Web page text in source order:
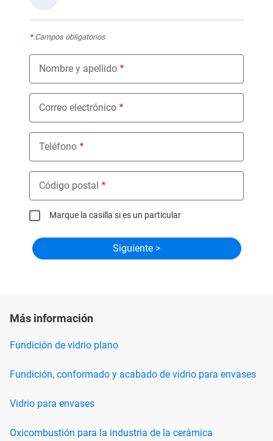
*Campos obligatorios
Nombre y apellido
Correo electrónico
Teléfono
Código postal
Marque la casilla si es un particular
Más información
Fundición de vidrio plano
Fundición, conformado y acabado de vidrio para envases
Vidrio para envases
Oxicombustión para la industria de la cerámica